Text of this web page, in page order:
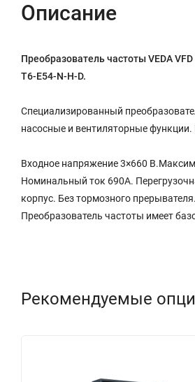
Описание
Преобразователь частоты VEDA
T6-E54-N-H-D.
Специализированный
насосные и вентиляторные
Входное напряжение 3×660
Номинальный ток 690A.
корпус. Без тормозного прерывателя.
Преобразователь частоты имеет
Рекомендуемые